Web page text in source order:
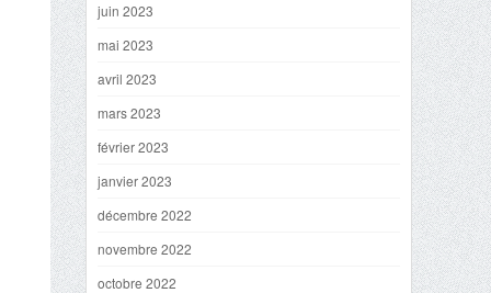
juin 2023
mai 2023
avril 2023
mars 2023
février 2023
janvier 2023
décembre 2022
novembre 2022
octobre 2022